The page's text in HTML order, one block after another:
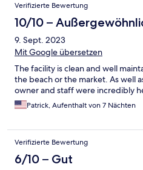
Verifizierte Bewertung
10/10 –
9. Sept. 2023
Mit Google übersetzen
The facility is clean and well
the beach or the market. As well
owner and staff were incredibly
Patrick, Aufenthalt von 7 Nächten
Verifizierte Bewertung
6/10 – Gut